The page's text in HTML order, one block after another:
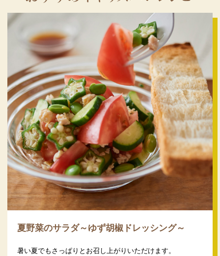
夏野菜のサラダ～ゆず胡椒ドレッシング～
暑い夏でもさっぱりとお召し上がりいただけます。